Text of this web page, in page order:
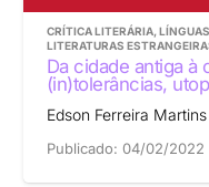
CRÍTICA LITERÁRIA,
LITERATURAS
Da cidade antiga à
(in)tolerâncias,
Edson Ferreira
Publicado: 04/02/2022